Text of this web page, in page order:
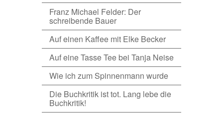
Franz Michael Felder: Der
schreibende Bauer
Auf einen Kaffee mit Elke Becker
Auf eine Tasse Tee bei Tanja Neise
Wie ich zum Spinnenmann wurde
Die Buchkritik ist tot. Lang lebe die
Buchkritik!